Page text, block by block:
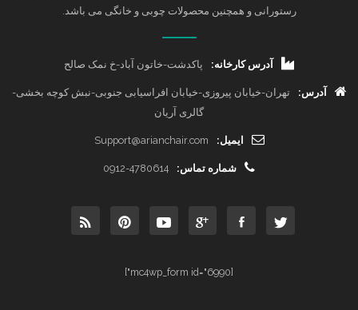
رستورانی و همچنین محصولات چوبی و خانگی می باشد.
آدرس کارخانه: پاکدشت-خاتون آباد-خ نمک صالح
آدرس:
تهران-خیابان پیروزی-خیابان افراسیابی جنوبی-نبش کوچه بخشی-
گالری آریان
ایمیل: Support@arianchair.com
شماره تماس: 0912-4780614
[mc4wp_form id="6990"]